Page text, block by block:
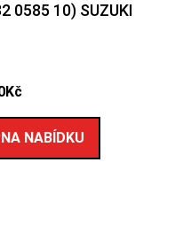
0585 10) SUZUKI
Kč
NABÍDKU